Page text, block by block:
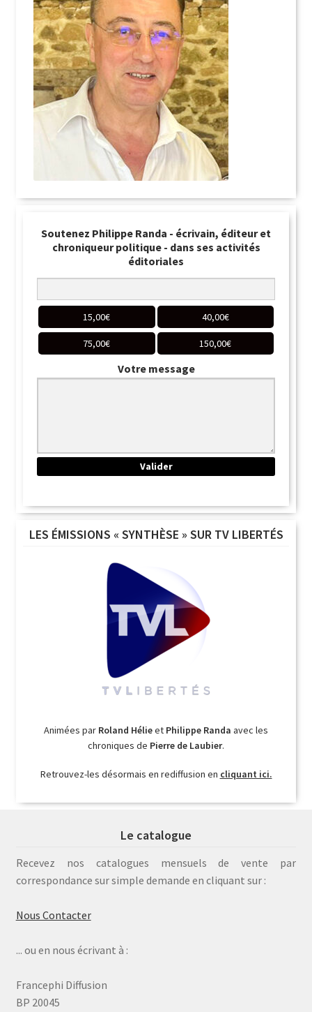
Soutenez Philippe Randa - écrivain, éditeur et
chroniqueur politique - dans ses activités
éditoriales
15,00€ 40,00€
75,00€ 150,00€
Votre message
LES ÉMISSIONS « SYNTHÈSE » SUR TV LIBERTÉS
Animées par Roland Hélieet Philippe Randa avec les
chroniques de Pierre de Laubier.
Retrouvez-les désormais en rediffusion en cliquant ici.
Le catalogue
Recevez nos catalogues mensuels de vente par
correspondance sur simple demande en cliquant sur :
Nous Contacter
... ou en nous écrivant à :
Francephi Diffusion
BP 20045